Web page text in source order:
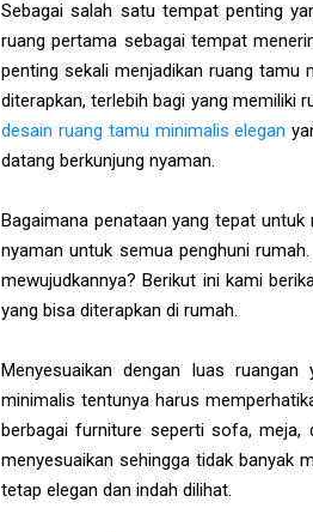
Sebagai salah satu tempat penting
ruang pertama sebagai tempat
penting sekali menjadikan ruang tamu
diterapkan, terlebih bagi yang memiliki
desain ruang tamu minimalis elegan
datang berkunjung nyaman.
Bagaimana penataan yang tepat
nyaman untuk semua penghuni
mewujudkannya? Berikut ini kami
yang bisa diterapkan di rumah.
Menyesuaikan dengan luas
minimalis tentunya harus
berbagai furniture seperti sofa, meja,
menyesuaikan sehingga tidak banyak
tetap elegan dan indah dilihat.